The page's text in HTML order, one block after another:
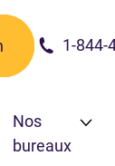
1-844-
Nos
bureaux